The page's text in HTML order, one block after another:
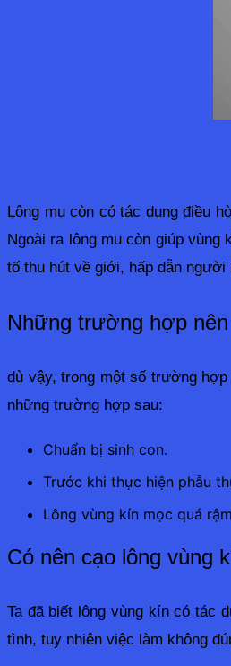
Lông mu còn có tác dụng điều
Ngoài ra lông mu còn giúp
tố thu hút về giới, hấp dẫn người
Những trường hợp
dù vậy, trong một số trường
những trường hợp sau:
Chuẩn bị sinh con.
Trước khi thực hiện phẫu
Lông vùng kín mọc quá
Có nên cạo lông vùng
Ta đã biết lông vùng kín có tác
tình, tuy nhiên việc làm không